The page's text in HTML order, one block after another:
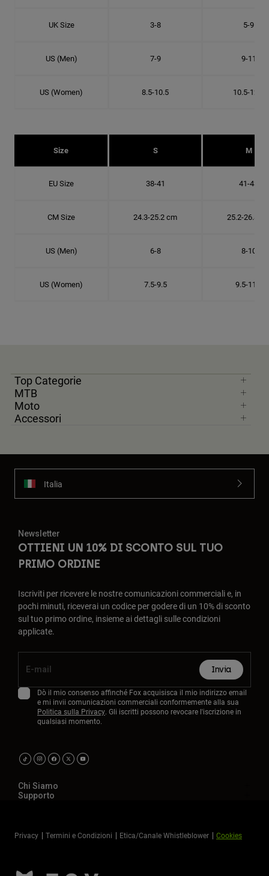
UK Size 3-8 5-9
US (Men) 7-9 9-11
US (Women) 8.5-10.5 10.5-12.5
Size S M
EU Size 38-41 41-43
CM Size 24.3-25.2 cm 25.2-26.8
US (Men) 6-8 8-10
US (Women) 7.5-9.5 9.5-11.5
Top Categorie
MTB
Moto
Accessori
Italia
Newsletter
OTTIENI UN 10% DI SCONTO SUL TUO
PRIMO ORDINE
Iscriviti per ricevere le nostre comunicazioni commerciali e, in
pochi minuti, riceverai un codice per godere di un 10% di sconto
sul tuo primo ordine, insieme ai dettagli sulle condizioni
applicate.
Invia
Dò il mio consenso affinché Fox acquisisca il mio indirizzo email
e mi invii comunicazioni commerciali conformemente alla sua
Politica sulla Privacy. Gli iscritti possono revocare l'iscrizione in
qualsiasi momento.
Chi Siamo
Supporto
Privacy Termini e Condizioni Etica/Canale Whistleblower Cookies